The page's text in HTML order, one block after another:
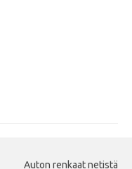
Auton renkaat netistä